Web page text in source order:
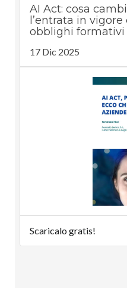
AI Act: cosa
l’entrata in
obblighi formativi
17 Dic 2025
Scaricalo gratis!